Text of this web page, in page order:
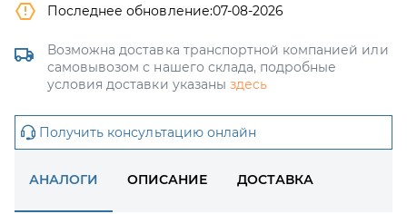
Последнее обновление:07-08-2026
Возможна доставка транспортной компанией или
самовывозом с нашего склада, подробные
условия доставки указаны здесь
Получить консультацию онлайн
АНАЛОГИ ОПИСАНИЕ ДОСТАВКА